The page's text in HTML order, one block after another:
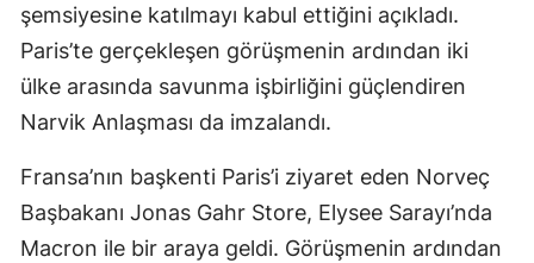
Gümüşhane
Hakkari
Isparta
Mersin
şemsiyesine katılmayı kabul ettiğini açıkladı.
Paris’te gerçekleşen görüşmenin ardından iki
ülke arasında savunma işbirliğini güçlendiren
Narvik Anlaşması da imzalandı.
Fransa’nın başkenti Paris’i ziyaret eden Norveç
Başbakanı Jonas Gahr Store, Elysee Sarayı’nda
Macron ile bir araya geldi. Görüşmenin ardından